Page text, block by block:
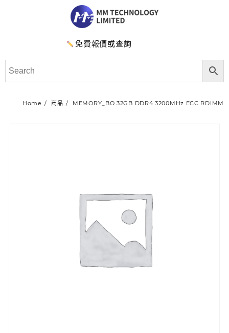
免費報價或查詢
Home 商品 MEMORY_BO 32GB DDR4 3200MHz ECC RDIMM